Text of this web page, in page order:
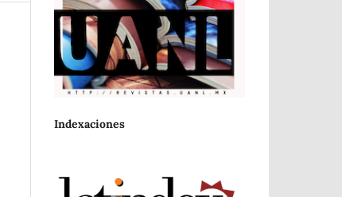
Indexaciones